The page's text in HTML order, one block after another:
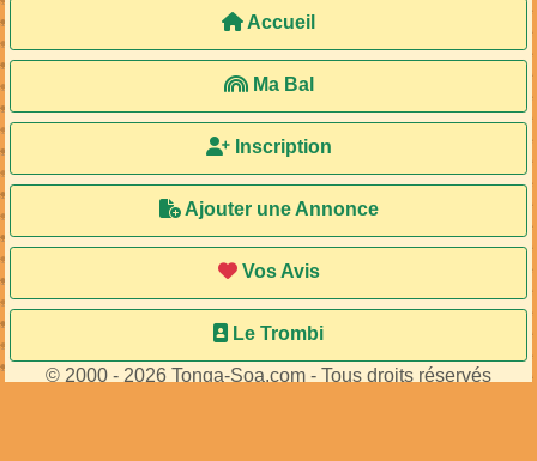
Accueil
Ma Bal
Inscription
Ajouter une Annonce
Vos Avis
Le Trombi
© 2000 - 2026 Tonga-Soa.com - Tous droits réservés